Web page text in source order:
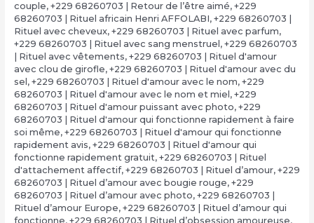
couple, +229 68260703 | Retour de l’être aimé, +229
68260703 | Rituel africain Henri AFFOLABI, +229 68260703 |
Rituel avec cheveux, +229 68260703 | Rituel avec parfum,
+229 68260703 | Rituel avec sang menstruel , +229 68260703
| Rituel avec vêtements, +229 68260703 | Rituel d'amour
avec clou de girofle, +229 68260703 | Rituel d'amour avec du
sel , +229 68260703 | Rituel d'amour avec le nom, +229
68260703 | Rituel d'amour avec le nom et miel , +229
68260703 | Rituel d'amour puissant avec photo, +229
68260703 | Rituel d'amour qui fonctionne rapidement à faire
soi même, +229 68260703 | Rituel d'amour qui fonctionne
rapidement avis, +229 68260703 | Rituel d'amour qui
fonctionne rapidement gratuit, +229 68260703 | Rituel
d'attachement affectif, +229 68260703 | Rituel d’amour, +229
68260703 | Rituel d’amour avec bougie rouge, +229
68260703 | Rituel d’amour avec photo, +229 68260703 |
Rituel d’amour Europe, +229 68260703 | Rituel d’amour qui
fonctionne, +229 68260703 | Rituel d’obsession amoureuse,